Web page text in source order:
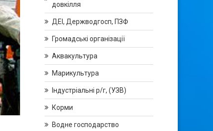
довкілля
ДЕІ, Держводгосп, ПЗФ
Громадські організації
Аквакультура
Марикультура
Індустріальні р/г, (УЗВ)
Корми
Водне господарство